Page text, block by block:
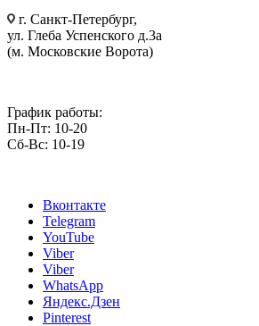
г. Санкт-Петербург,
ул. Глеба Успенского д.3а
(м. Московские Ворота)
График работы:
Пн-Пт: 10-20
Сб-Вс: 10-19
Вконтакте
Telegram
YouTube
Viber
Viber
WhatsApp
Яндекс.Дзен
Pinterest